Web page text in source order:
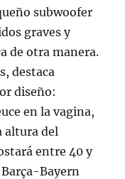
subwoofer
graves y
de otra manera.
destaca
diseño:
en la vagina,
altura del
entre 40 y
Bayern